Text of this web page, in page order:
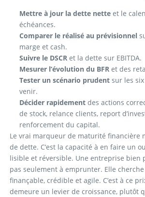
Mettre à jour la dette nette et le
échéances.
Comparer le réalisé au prévisionnel
marge et cash.
Suivre le DSCR et la dette sur EBITDA.
Mesurer l’évolution du BFR et des
Tester un scénario prudent sur les
venir.
Décider rapidement des actions
de stock, relance clients, report
renforcement du capital.
Le vrai marqueur de maturité financière
de dette. C’est la capacité à en faire un
lisible et réversible. Une entreprise bien
pas seulement à emprunter. Elle
finançable, crédible et agile. C’est à ce
demeure un levier de croissance, plutôt